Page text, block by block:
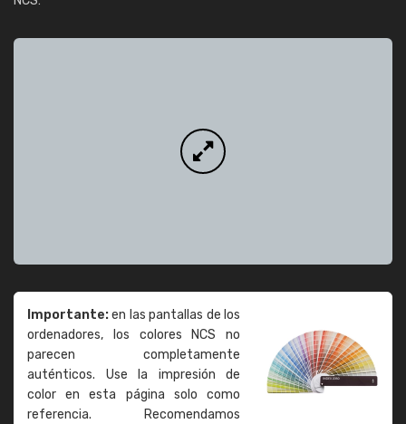
Importante:en las pantallas de los
ordenadores, los colores NCS no
parecen completamente
auténticos. Use la impresión de
color en esta página solo como
referencia. Recomendamos